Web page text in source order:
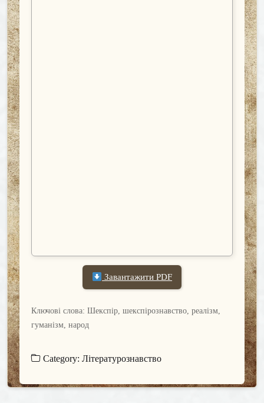
Завантажити PDF
Ключові слова: Шекспір, шекспірознавство, реалізм,
гуманізм, народ
Category: Літературознавство